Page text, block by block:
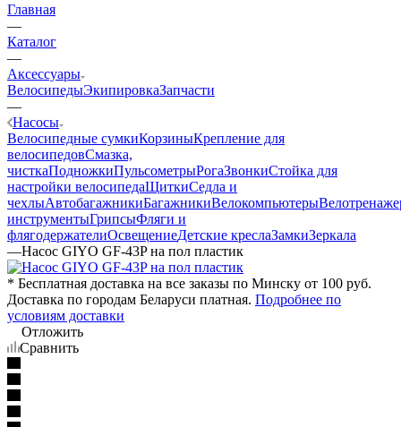
Главная
—
Каталог
—
Аксессуары
ВелосипедыЭкипировкаЗапчасти
—
Насосы
Велосипедные сумкиКорзиныКрепление для
велосипедовСмазка,
чисткаПодножкиПульсометрыРогаЗвонкиСтойка для
настройки велосипедаЩиткиСедла и
чехлыАвтобагажникиБагажникиВелокомпьютеры
инструментыГрипсыФляги и
флягодержателиОсвещениеДетские креслаЗамкиЗеркала
—Насос GIYO GF-43P на пол пластик
* Бесплатная доставка на все заказы по Минску от 100 руб.
Доставка по городам Беларуси платная. Подробнее по
условиям доставки
Отложить
Сравнить